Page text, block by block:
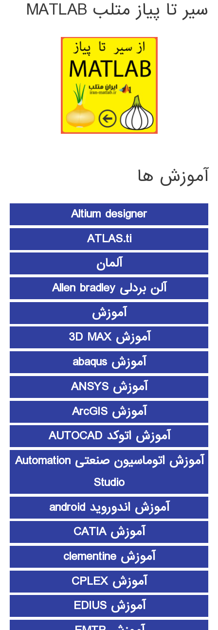
سیر تا پیاز متلب MATLAB
آموزش ها
Altium designer
ATLAS.ti
آلمان
آلن بردلی Allen bradley
آموزش
آموزش 3D MAX
آموزش abaqus
آموزش ANSYS
آموزش ArcGIS
آموزش اتوکد AUTOCAD
آموزش اتوماسیون صنعتی Automation
Studio
آموزش اندوروید android
آموزش CATIA
آموزش clementine
آموزش CPLEX
آموزش EDIUS